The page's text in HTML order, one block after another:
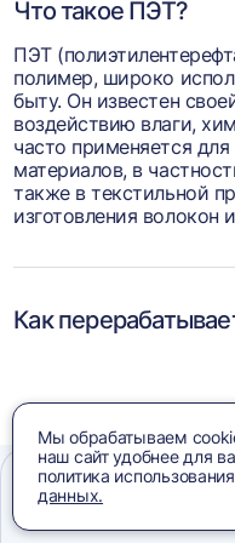
Что такое ПЭТ?
ПЭТ
полимер, широко
быту. Он известен
воздействию влаги,
часто применяется
материалов, в
также в текстильной
изготовления волокон
Как
Подборка
Мы обрабатываем
наш сайт удобнее для
политика использования
данных.